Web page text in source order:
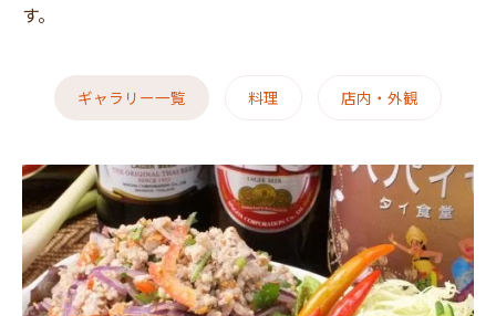
す。
ギャラリー一覧 料理 店内・外観